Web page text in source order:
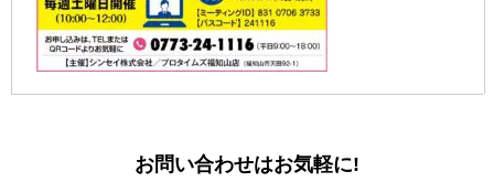
お問い合わせはお気軽に!